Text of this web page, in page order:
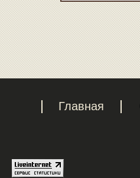
Главная